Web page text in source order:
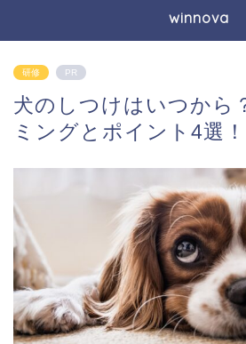
winnova
研修 PR
犬のしつけはいつから
ミングとポイント4選！